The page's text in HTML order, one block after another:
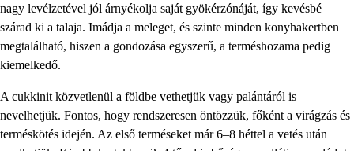
nagy levélzetével jól árnyékolja saját gyökérzónáját, így kevésbé
szárad ki a talaja. Imádja a meleget, és szinte minden konyhakertben
megtalálható, hiszen a gondozása egyszerű, a terméshozama pedig
kiemelkedő.
A cukkinit közvetlenül a földbe vethetjük vagy palántáról is
nevelhetjük. Fontos, hogy rendszeresen öntözzük, főként a virágzás és
terméskötés idején. Az első terméseket már 6–8 héttel a vetés után